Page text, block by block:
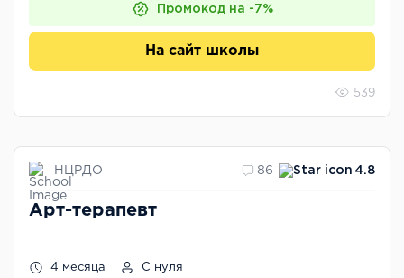
Промокод на -7%
На сайт школы
539
НЦРДО 86 4.8
Арт-терапевт
4 месяца С нуля